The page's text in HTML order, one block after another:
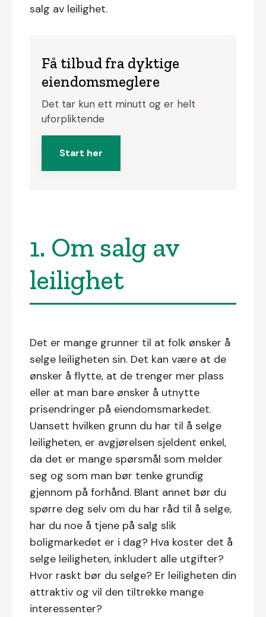
salg av leilighet.
Få tilbud fra dyktige
eiendomsmeglere
Det tar kun ett minutt og er helt
uforpliktende
Start her
1. Om salg av
leilighet
Det er mange grunner til at folk ønsker å
selge leiligheten sin. Det kan være at de
ønsker å flytte, at de trenger mer plass
eller at man bare ønsker å utnytte
prisendringer på eiendomsmarkedet.
Uansett hvilken grunn du har til å selge
leiligheten, er avgjørelsen sjeldent enkel,
da det er mange spørsmål som melder
seg og som man bør tenke grundig
gjennom på forhånd. Blant annet bør du
spørre deg selv om du har råd til å selge,
har du noe å tjene på salg slik
boligmarkedet er i dag? Hva koster det å
selge leiligheten, inkludert alle utgifter?
Hvor raskt bør du selge? Er leiligheten din
attraktiv og vil den tiltrekke mange
interessenter?